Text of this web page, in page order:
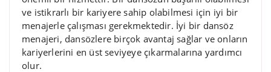
ve istikrarlı bir kariyere sahip olabilmesi için iyi bir
menajerle çalışması gerekmektedir. İyi bir dansöz
menajeri, dansözlere birçok avantaj sağlar ve onların
kariyerlerini en üst seviyeye çıkarmalarına yardımcı
olur.